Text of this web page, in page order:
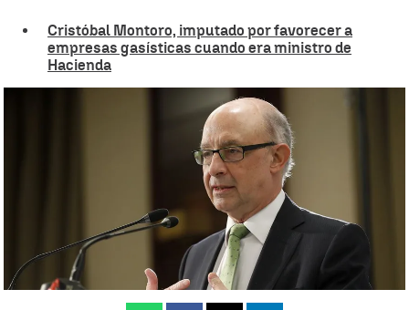
Cristóbal Montoro, imputado por favorecer a
empresas gasísticas cuando era ministro de
Hacienda
El PSOE achaca "practicas mafiosas" a Montoro mientras el PP
resta importancia a la imputación |
Ángel Granero
Actualizado:
17 de julio de 2025, 15:17
17 de julio de 2025, 13:49